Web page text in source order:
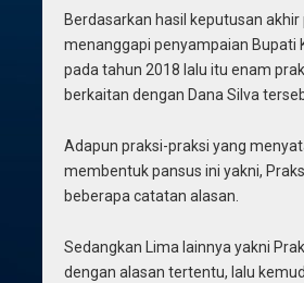
Berdasarkan hasil keputusan
menanggapi penyampaian Bupati
pada tahun 2018 lalu itu enam
berkaitan dengan Dana Silva
Adapun praksi-praksi yang
membentuk pansus ini yakni,
beberapa catatan alasan.
Sedangkan Lima lainnya yakni
dengan alasan tertentu, lalu